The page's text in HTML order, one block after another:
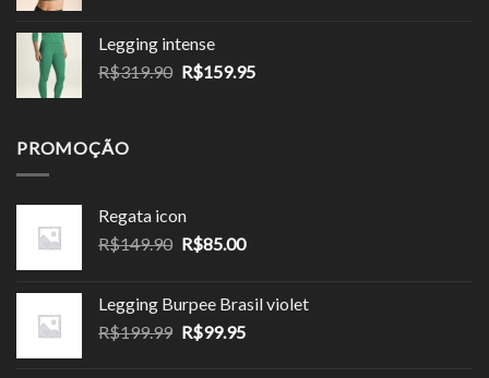
Legging intense
R$319.90 O
R$159.95O
PROMOÇÃO
Regata icon
R$149.90 O
era:
R$149.90.
R$85.00O
é:
R$85.00.
Legging Burpee Brasil violet
R$199.99 O
R$99.95O